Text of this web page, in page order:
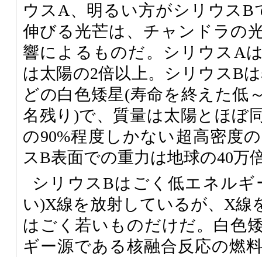
ウスA、明るい方がシリウスB
伸びる光芒は、チャンドラの
響によるものだ。シリウスA
は太陽の2倍以上。シリウスB
どの白色矮星(寿命を終えた低
名残り)で、質量は太陽とほぼ
の90%程度しかない超高密度
スB表面での重力は地球の40万
シリウスBはごく低エネル
い)X線を放射しているが、X線
はごく若いものだけだ。白色
ギー源である核融合反応の燃